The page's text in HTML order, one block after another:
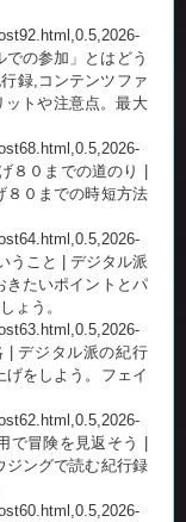
の参加」とはどう
録,コンテンツファ
トや注意点。最大
８０までの道のり |
８０までの時短方法
うこと | デジタル派
きたいポイントとパ
ょう。
| デジタル派の紀行
をしよう。フェイ
で冒険を見返そう |
ジングで読む紀行録